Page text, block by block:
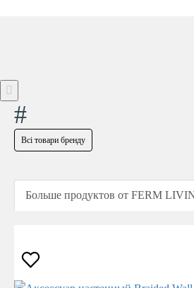
#
Всі товари бренду
Больше продуктов от FERM